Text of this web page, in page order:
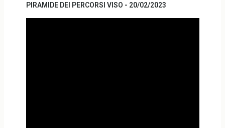
PIRAMIDE DEI PERCORSI VISO - 20/02/2023